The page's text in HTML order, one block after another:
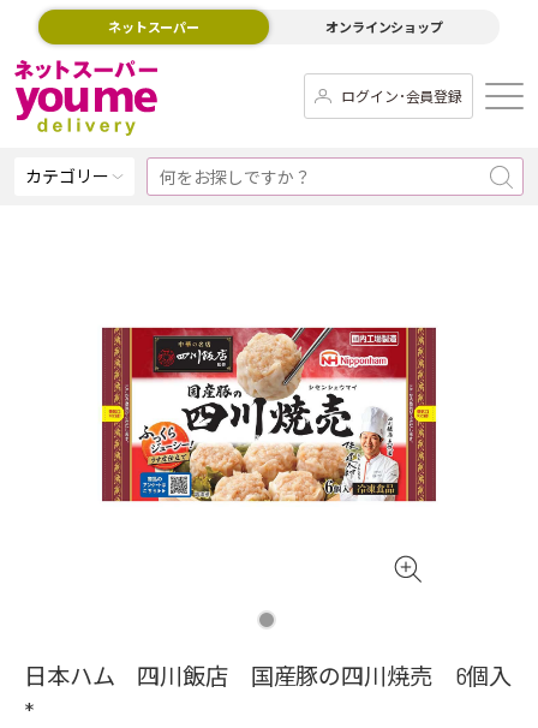
ネットスーパー オンラインショップ
ログイン･会員登録
カテゴリー
日本ハム 四川飯店 国産豚の四川焼売 6個入
*